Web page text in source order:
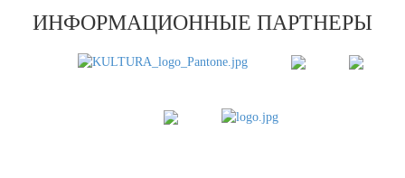
ИНФОРМАЦИОННЫЕ ПАРТНЕРЫ